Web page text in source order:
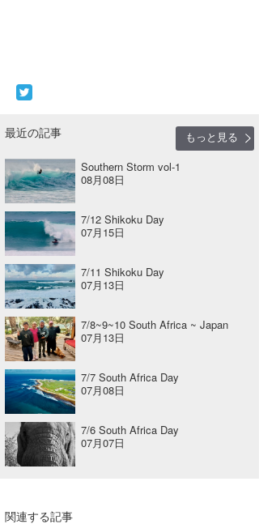
最近の記事
もっと見る
Southern Storm vol-1
08月08日
7/12 Shikoku Day
07月15日
7/11 Shikoku Day
07月13日
7/8~9~10 South Africa ~ Japan
07月13日
7/7 South Africa Day
07月08日
7/6 South Africa Day
07月07日
関連する記事